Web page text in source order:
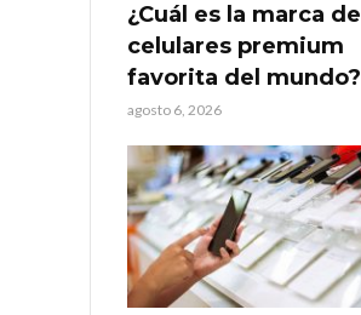
¿Cuál es la marca de
celulares premium
favorita del mundo?
agosto 6, 2026